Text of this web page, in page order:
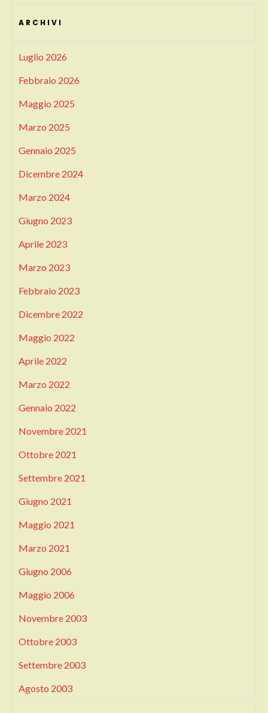
ARCHIVI
Luglio 2026
Febbraio 2026
Maggio 2025
Marzo 2025
Gennaio 2025
Dicembre 2024
Marzo 2024
Giugno 2023
Aprile 2023
Marzo 2023
Febbraio 2023
Dicembre 2022
Maggio 2022
Aprile 2022
Marzo 2022
Gennaio 2022
Novembre 2021
Ottobre 2021
Settembre 2021
Giugno 2021
Maggio 2021
Marzo 2021
Giugno 2006
Maggio 2006
Novembre 2003
Ottobre 2003
Settembre 2003
Agosto 2003